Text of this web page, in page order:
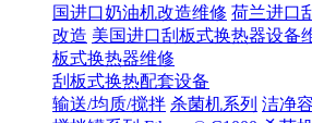
国进口奶油机改造维修 荷兰进口
改造 美国进口刮板式换热器设备
板式换热器维修
刮板式换热配套设备
输送/均质/搅拌 杀菌机系列 洁净